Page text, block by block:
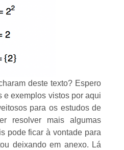
deste texto? Espero
e exemplos vistos por aqui
para os estudos de
resolver mais algumas
pode ficar à vontade para
deixando em anexo. Lá